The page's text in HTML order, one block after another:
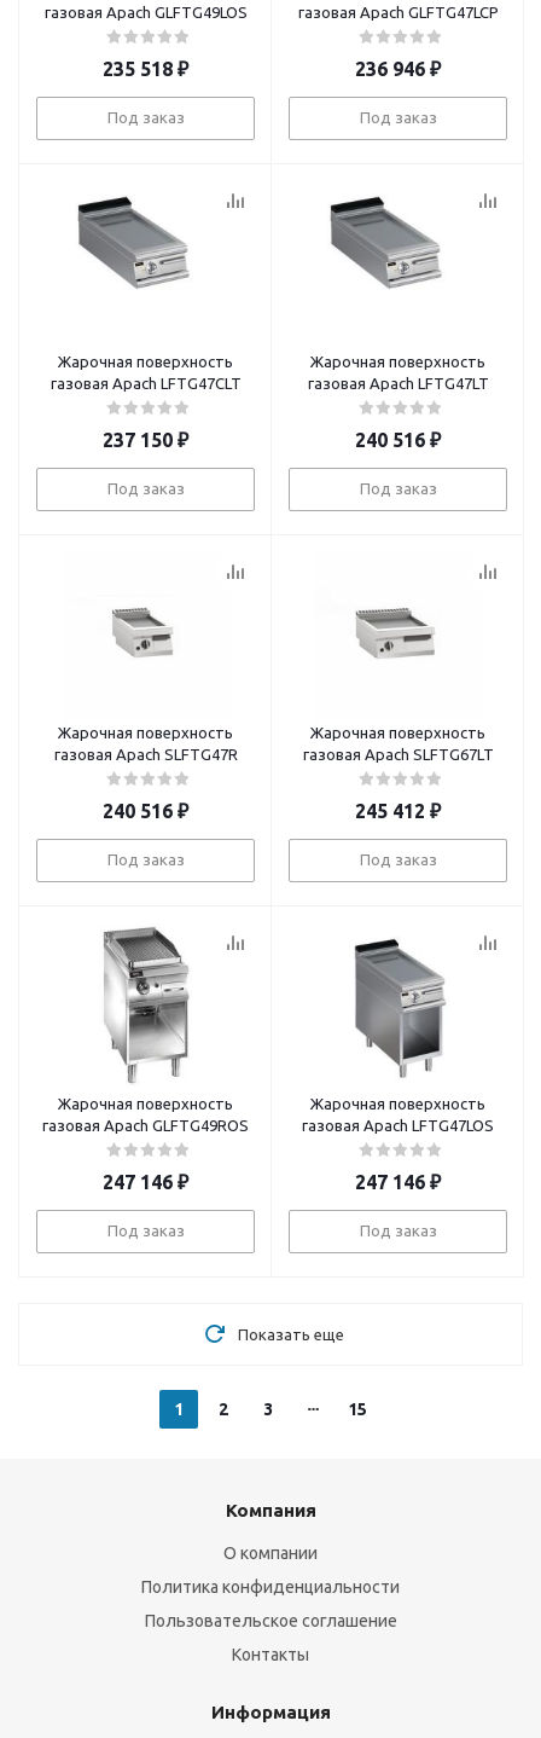
газовая Apach GLFTG49LOS
235 518 ₽
Под заказ
газовая Apach GLFTG47LCP
236 946 ₽
Под заказ
Жарочная поверхность
газовая Apach LFTG47CLT
237 150 ₽
Под заказ
Жарочная поверхность
газовая Apach LFTG47LT
240 516 ₽
Под заказ
Жарочная поверхность
газовая Apach SLFTG47R
240 516 ₽
Под заказ
Жарочная поверхность
газовая Apach SLFTG67LT
245 412 ₽
Под заказ
Жарочная поверхность
газовая Apach GLFTG49ROS
247 146 ₽
Под заказ
Жарочная поверхность
газовая Apach LFTG47LOS
247 146 ₽
Под заказ
Показать еще
1 2 3 15
Компания
О компании
Политика конфиденциальности
Пользовательское соглашение
Контакты
Информация